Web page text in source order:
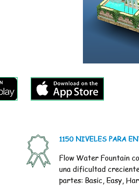
1150 NIVELES PARA
Flow Water Fountain
una dificultad
partes: Basic, Easy,